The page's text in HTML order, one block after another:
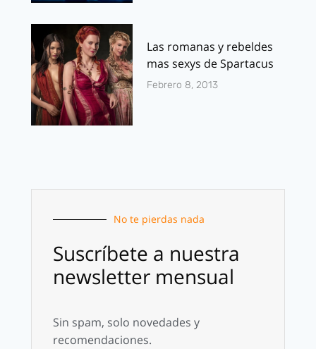
Las romanas y rebeldes
mas sexys de Spartacus
Febrero 8, 2013
No te pierdas nada
Suscríbete a nuestra
newsletter mensual
Sin spam, solo novedades y
recomendaciones.